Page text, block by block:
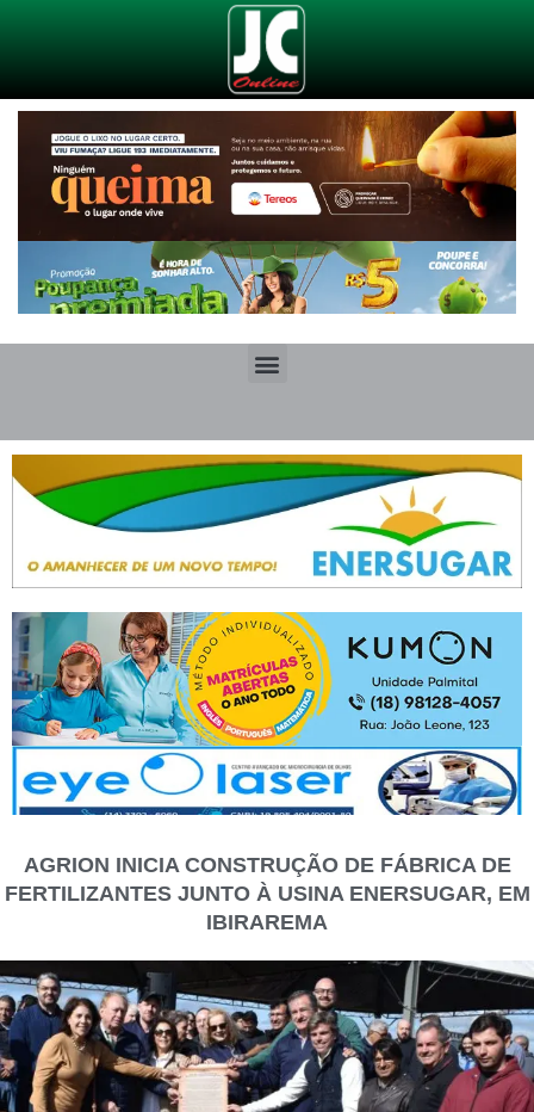
AGRION INICIA CONSTRUÇÃO DE FÁBRICA DE
FERTILIZANTES JUNTO À USINA ENERSUGAR, EM
IBIRAREMA